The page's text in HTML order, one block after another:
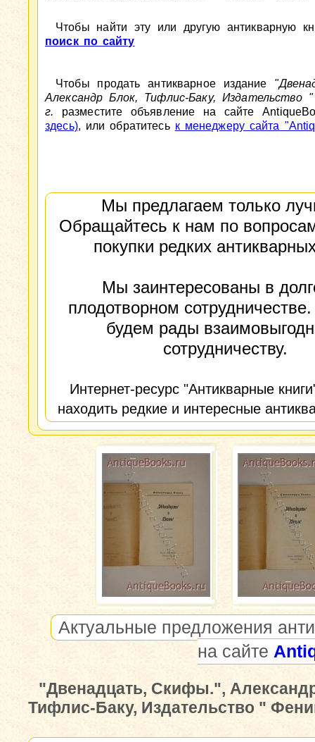
Чтобы найти эту или другую антикварную
поиск по сайту
Чтобы продать антикварное издание
Александр Блок, Тифлис-Баку, Издательство
г. разместите объявление на сайте
здесь), или обратитесь к менеджеру сайта
Мы предлагаем только
Обращайтесь к нам по
покупки редких
Мы заинтересованы в
плодотворном
будем рады
сотрудничеству.
Интернет-ресурс "Антикварные
находить редкие и интересные
Актуальные предложения
на сайте
"Двенадцать, Скифы.",
Тифлис-Баку, Издательство "